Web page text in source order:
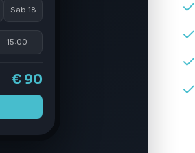
Sab 18
15:00
€ 90